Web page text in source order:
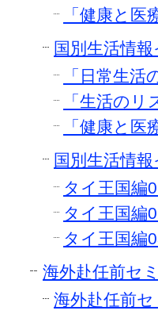
「健康と
国別生活情
「日常生
「生活の
「健康と
国別生活情
タイ王国編
タイ王国編
タイ王国編
海外赴任前セ
海外赴任前